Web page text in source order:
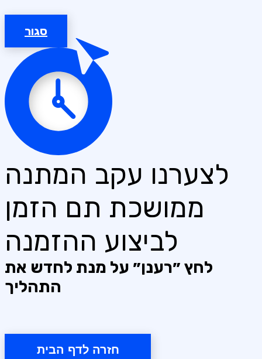
סגור
לצערנו עקב המתנה
ממושכת תם הזמן
לביצוע ההזמנה
לחץ ״רענן״ על מנת לחדש את
התהליך
חזרה לדף הבית